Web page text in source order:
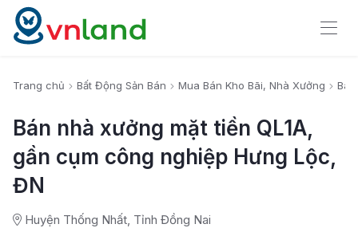
Trang chủ Bất Động Sản Bán Mua Bán Kho Bãi, Nhà Xưởng
Bán nhà xưởng mặt tiền QL1A,
gần cụm công nghiệp Hưng Lộc,
ĐN
Huyện Thống Nhất, Tỉnh Đồng Nai